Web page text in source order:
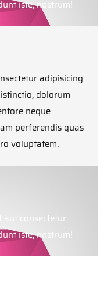
iste, nostrum!
adipisicing
dolorum
neque
perferendis quas
voluptatem.
aut consectetur
iste, nostrum!